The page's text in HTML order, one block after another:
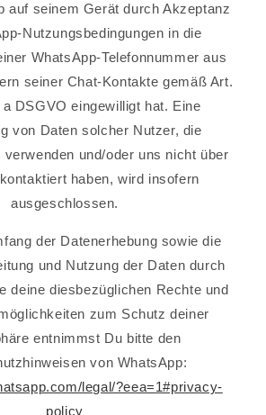
auf seinem Gerät durch Akzeptanz
Nutzungsbedingungen in die
WhatsApp-Telefonnummer aus
seiner Chat-Kontakte gemäß Art.
DSGVO eingewilligt hat. Eine
von Daten solcher Nutzer, die
verwenden und/oder uns nicht über
haben, wird insofern
ausgeschlossen.
der Datenerhebung sowie die
und Nutzung der Daten durch
deine diesbezüglichen Rechte und
zum Schutz deiner
entnimmst Du bitte den
von WhatsApp:
legal/?eea=1#privacy-
policy